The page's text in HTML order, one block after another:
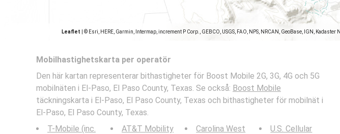
Leaflet © Esri, HERE, Garmin, Intermap, increment P Corp., GEBCO, USGS, FAO, NPS, NRCAN, GeoBase, IGN,
Mobilhastighetskarta per operatör
Den här kartan representerar bithastigheter för Boost Mobile 2G, 3G, 4G och 5G
mobilnäten i El-Paso, El Paso County, Texas. Se också: Boost Mobile
täckningskarta i El-Paso, El Paso County, Texas och bithastigheter för mobilnät i
El-Paso, El Paso County, Texas.
T-Mobile (inc.
AT&T Mobility
Carolina West
U.S. Cellular